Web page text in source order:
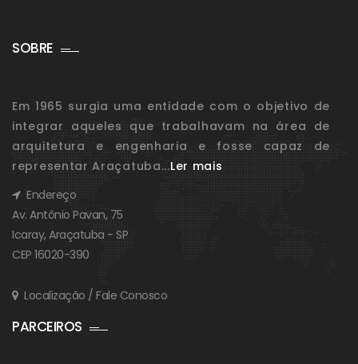
SOBRE
Em 1965 surgia uma entidade com o objetivo de
integrar aqueles que trabalhavam na área de
arquitetura e engenharia e fosse capaz de
representar Araçatuba...Ler mais
Endereço
Av. Antônio Pavan, 75
Icaray, Araçatuba - SP
CEP 16020-390
Localização / Fale Conosco
PARCEIROS